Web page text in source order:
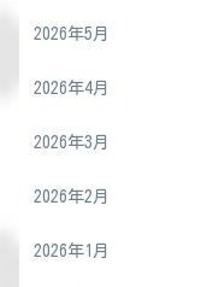
2026年5月
2026年4月
2026年3月
2026年2月
2026年1月